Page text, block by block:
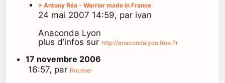
> Antony Réa - Warrior made in France
24 mai 2007 14:59, par ivan
Anaconda Lyon
plus d’infos sur http://anacondalyon.free.Fr
17 novembre 2006
16:57, par Roussel